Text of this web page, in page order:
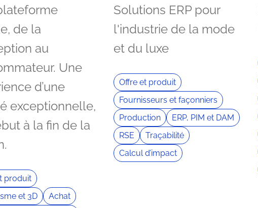
de la
au
Une
d’une
exceptionnelle,
à la fin de la
produit
et 3D
Achat
Solutions ERP pour
l'industrie de la mode
et du luxe
Offre et produit
Fournisseurs et façonniers
Production
ERP, PIM et DAM
RSE
Traçabilité
Calcul d’impact